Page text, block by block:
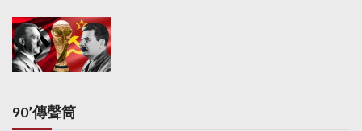
90’傳聲筒